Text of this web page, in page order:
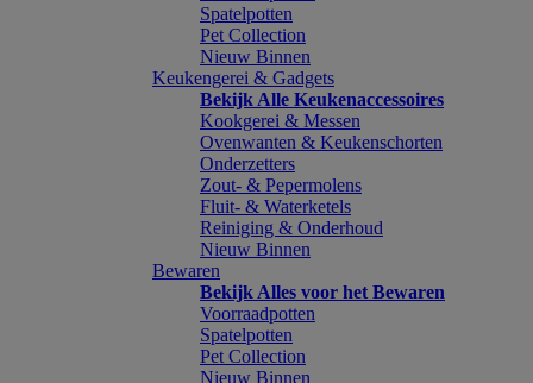
Spatelpotten
Pet Collection
Nieuw Binnen
Keukengerei & Gadgets
Bekijk Alle Keukenaccessoires
Kookgerei & Messen
Ovenwanten & Keukenschorten
Onderzetters
Zout- & Pepermolens
Fluit- & Waterketels
Reiniging & Onderhoud
Nieuw Binnen
Bewaren
Bekijk Alles voor het Bewaren
Voorraadpotten
Spatelpotten
Pet Collection
Nieuw Binnen